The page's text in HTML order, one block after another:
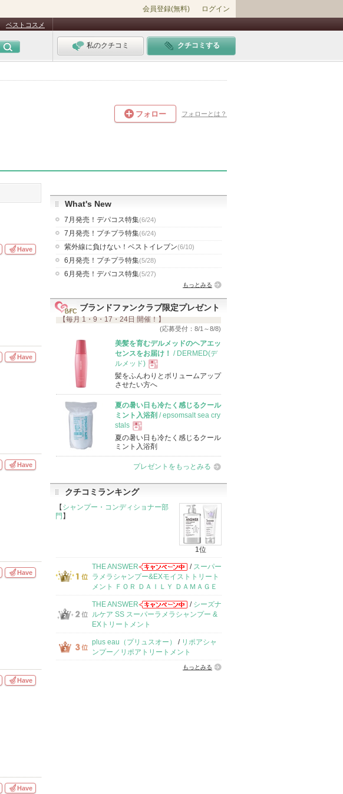
会員登録(無料) ログイン
ベストコスメ
私のクチコミ クチコミする
フォロー フォローとは？
Have
Have
Have
Have
Have
Have
What's New
7月発売！デパコス特集(6/24)
7月発売！プチプラ特集(6/24)
紫外線に負けない！ベストイレブン(6/10)
6月発売！プチプラ特集(5/28)
6月発売！デパコス特集(5/27)
もっとみる
ブランドファンクラブ限定プレゼント
【毎月 1・9・17・24日 開催！】
(応募受付：8/1～8/8)
美髪を育むデルメッドのヘアエッ
センスをお届け！
/ DERMED(デ
ルメッド)
現
品
髪をふんわりとボリュームアップ
させたい方へ
夏の暑い日も冷たく感じるクール
ミント入浴剤 / epsomsalt sea cry
stals
現
品
夏の暑い日も冷たく感じるクール
ミント入浴剤
プレゼントをもっとみる
クチコミランキング
【シャンプー・コンディショナー部
門】
1位
THE ANSWER / スーパー
ラメラシャンプー&EXモイストトリート
メント ＦＯＲ ＤＡＩＬＹ ＤＡＭＡＧＥ
THE ANSWER / シーズナ
ルケア SS スーパーラメラシャンプー &
EXトリートメント
plus eau（プリュスオー） / リポアシャ
ンプー／リポアトリートメント
もっとみる